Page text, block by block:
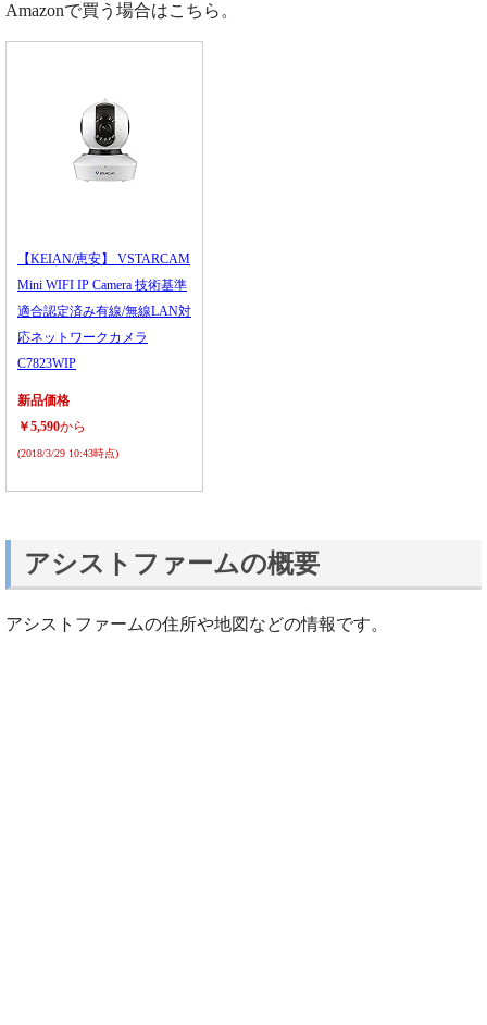
Amazonで買う場合はこちら。
【KEIAN/恵安】 VSTARCAM
Mini WIFI IP Camera 技術基準
適合認定済み有線/無線LAN対
応ネットワークカメラ
C7823WIP
新品価格
￥5,590から
(2018/3/29 10:43時点)
アシストファームの概要
アシストファームの住所や地図などの情報です。